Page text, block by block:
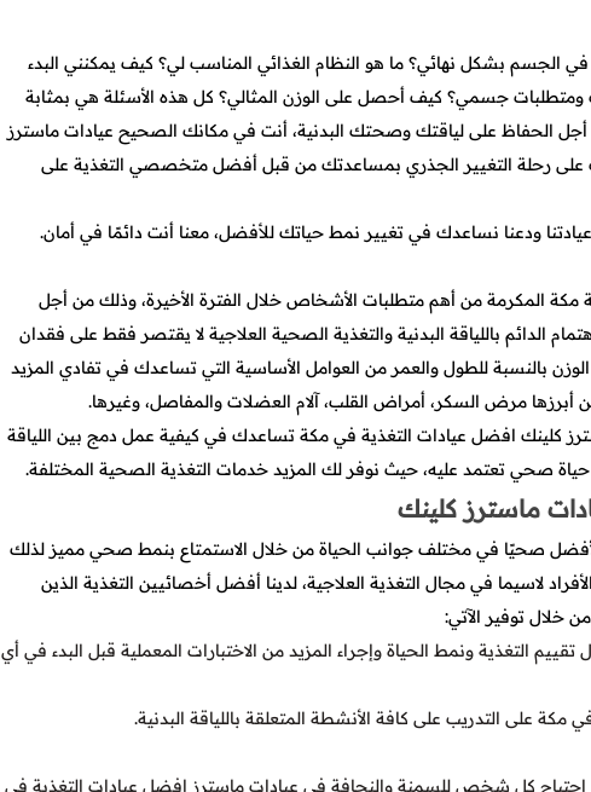
الجسم بشكل نهائي؟ ما هو النظام الغذائي المناسب لي؟ كيف يمكنني البدء
جسمي؟ كيف أحصل على الوزن المثالي؟ كل هذه الأسئلة هي بمثابة
الحفاظ على لياقتك وصحتك البدنية، أنت في مكانك الصحيح عيادات ماسترز
على رحلة التغيير الجذري بمساعدتك من قبل أفضل متخصصي التغذية على
ودعنا نساعدك في تغيير نمط حياتك للأفضل، معنا أنت دائمًا في أمان.
المكرمة من أهم متطلبات الأشخاص خلال الفترة الأخيرة، وذلك من أجل
الدائم باللياقة البدنية والتغذية الصحية العلاجية لا يقتصر فقط على فقدان
بالنسبة للطول والعمر من العوامل الأساسية التي تساعدك في تفادي المزيد
أبرزها مرض السكر، أمراض القلب، آلام العضلات والمفاصل، وغيرها.
كلينك افضل عيادات التغذية في مكة تساعدك في كيفية عمل دمج بين اللياقة
صحي تعتمد عليه، حيث نوفر لك المزيد خدمات التغذية الصحية المختلفة.
ماسترز كلينك
صحيًا في مختلف جوانب الحياة من خلال الاستمتاع بنمط صحي مميز لذلك
لاسيما في مجال التغذية العلاجية، لدينا أفضل أخصائيين التغذية الذين
خلال توفير الآتي:
التغذية ونمط الحياة وإجراء المزيد من الاختبارات المعملية قبل البدء في أي
مكة على التدريب على كافة الأنشطة المتعلقة باللياقة البدنية.
احتياج كل شخص للسمنة والنحافة في عيادات ماسترز افضل عيادات التغذية في